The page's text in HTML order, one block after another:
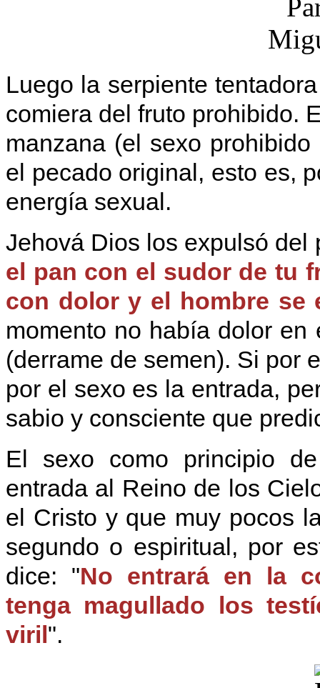
Luego la serpiente
comiera del fruto prohibido.
manzana (el sexo
el pecado original, esto es,
energía sexual.
Jehová Dios los expulsó del
el pan con el sudor de tu
con dolor y el hombre se
momento no había dolor
(derrame de semen). Si por
por el sexo es la entrada,
sabio y consciente que
El sexo como principio
entrada al Reino de los
el Cristo y que muy pocos
segundo o espiritual, por
dice: "No entrará en la
tenga magullado los
viril".